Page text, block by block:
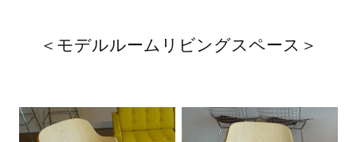
＜モデルルームリビングスペース＞